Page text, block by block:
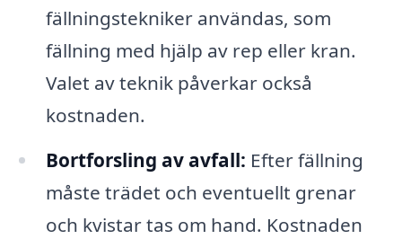
fällningstekniker användas, som
fällning med hjälp av rep eller kran.
Valet av teknik påverkar också
kostnaden.
Bortforsling av avfall: Efter fällning
måste trädet och eventuellt grenar
och kvistar tas om hand. Kostnaden